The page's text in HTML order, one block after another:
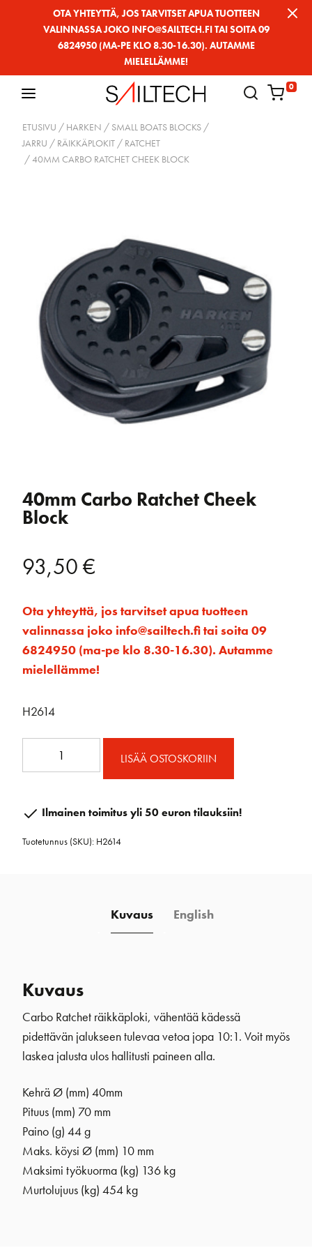
OTA YHTEYTTÄ, JOS TARVITSET APUA TUOTTEEN
VALINNASSA JOKO INFO@SAILTECH.FI TAI SOITA 09
6824950 (MA-PE KLO 8.30-16.30). AUTAMME
MIELELLÄMME!
0
ETUSIVU / HARKEN / SMALL BOATS BLOCKS /
JARRU / RÄIKKÄPLOKIT / RATCHET
/ 40MM CARBO RATCHET CHEEK BLOCK
40mm Carbo Ratchet Cheek
Block
93,50€
Ota yhteyttä, jos tarvitset apua tuotteen
valinnassa joko info@sailtech.fi tai soita 09
6824950 (ma-pe klo 8.30-16.30). Autamme
mielellämme!
H2614
Cheek
määrä
LISÄÄ OSTOSKORIIN
Ilmainen toimitus yli 50 euron tilauksiin!
Tuotetunnus (SKU): H2614
Kuvaus English
Kuvaus
Carbo Ratchet räikkäploki, vähentää kädessä
pidettävän jalukseen tulevaa vetoa jopa 10:1. Voit myös
laskea jalusta ulos hallitusti paineen alla.
Kehrä Ø (mm) 40mm
Pituus (mm) 70 mm
Paino (g) 44 g
Maks. köysi Ø (mm) 10 mm
Maksimi työkuorma (kg) 136 kg
Murtolujuus (kg) 454 kg